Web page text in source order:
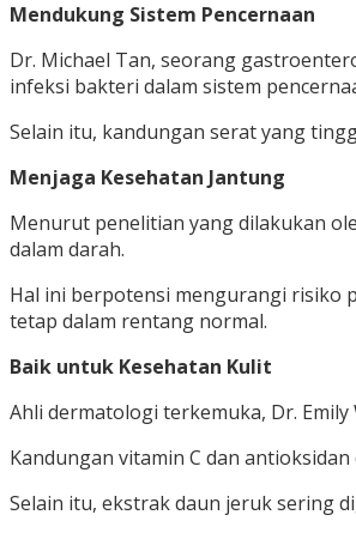
Mendukung Sistem Pencernaan
Dr. Michael Tan, seorang
infeksi bakteri dalam sistem
Selain itu, kandungan serat yang
Menjaga Kesehatan Jantung
Menurut penelitian yang dilakukan
dalam darah.
Hal ini berpotensi mengurangi risiko
tetap dalam rentang normal.
Baik untuk Kesehatan Kulit
Ahli dermatologi terkemuka, Dr.
Kandungan vitamin C dan
Selain itu, ekstrak daun jeruk sering